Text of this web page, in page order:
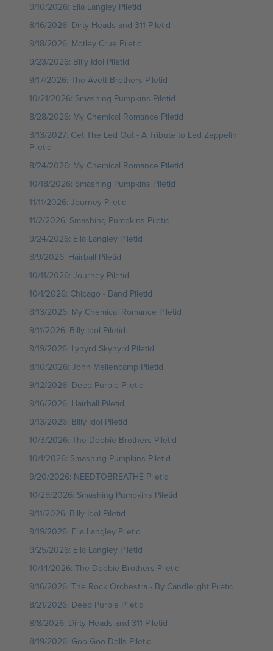
9/10/2026: Ella Langley Piletid
8/16/2026: Dirty Heads and 311 Piletid
9/18/2026: Motley Crue Piletid
9/23/2026: Billy Idol Piletid
9/17/2026: The Avett Brothers Piletid
10/21/2026: Smashing Pumpkins Piletid
8/28/2026: My Chemical Romance Piletid
3/13/2027: Get The Led Out - A Tribute to Led Zeppelin
Piletid
8/24/2026: My Chemical Romance Piletid
10/18/2026: Smashing Pumpkins Piletid
11/11/2026: Journey Piletid
11/2/2026: Smashing Pumpkins Piletid
9/24/2026: Ella Langley Piletid
8/9/2026: Hairball Piletid
10/11/2026: Journey Piletid
10/1/2026: Chicago - Band Piletid
8/13/2026: My Chemical Romance Piletid
9/11/2026: Billy Idol Piletid
9/19/2026: Lynyrd Skynyrd Piletid
8/10/2026: John Mellencamp Piletid
9/12/2026: Deep Purple Piletid
9/16/2026: Hairball Piletid
9/13/2026: Billy Idol Piletid
10/3/2026: The Doobie Brothers Piletid
10/1/2026: Smashing Pumpkins Piletid
9/20/2026: NEEDTOBREATHE Piletid
10/28/2026: Smashing Pumpkins Piletid
9/11/2026: Billy Idol Piletid
9/19/2026: Ella Langley Piletid
9/25/2026: Ella Langley Piletid
10/14/2026: The Doobie Brothers Piletid
9/16/2026: The Rock Orchestra - By Candlelight Piletid
8/21/2026: Deep Purple Piletid
8/8/2026: Dirty Heads and 311 Piletid
8/19/2026: Goo Goo Dolls Piletid